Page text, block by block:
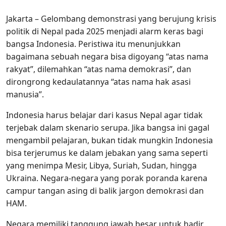
Jakarta – Gelombang demonstrasi yang berujung krisis
politik di Nepal pada 2025 menjadi alarm keras bagi
bangsa Indonesia. Peristiwa itu menunjukkan
bagaimana sebuah negara bisa digoyang “atas nama
rakyat”, dilemahkan “atas nama demokrasi”, dan
dirongrong kedaulatannya “atas nama hak asasi
manusia”.
Indonesia harus belajar dari kasus Nepal agar tidak
terjebak dalam skenario serupa. Jika bangsa ini gagal
mengambil pelajaran, bukan tidak mungkin Indonesia
bisa terjerumus ke dalam jebakan yang sama seperti
yang menimpa Mesir, Libya, Suriah, Sudan, hingga
Ukraina. Negara-negara yang porak poranda karena
campur tangan asing di balik jargon demokrasi dan
HAM.